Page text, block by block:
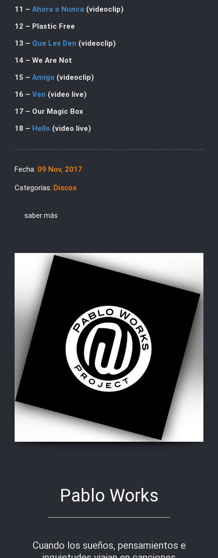
11 – Ahora o Nunca (videoclip)
12 – Plastic Free
13 – Que Les Den (videoclip)
14 – We Are Not
15 – Amigo (videoclip)
16 – Ven (video live)
17 – Our Magic Box
18 – Hello (video live)
Fecha: 09 Nov, 2017
Categorías: Discos
saber más
Pablo Works
Cuando los sueños, pensamientos e